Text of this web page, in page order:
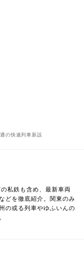
の快速列車新設
私鉄も含め、最新車両
どを徹底紹介。関東のみ
の或る列車やゆふいんの